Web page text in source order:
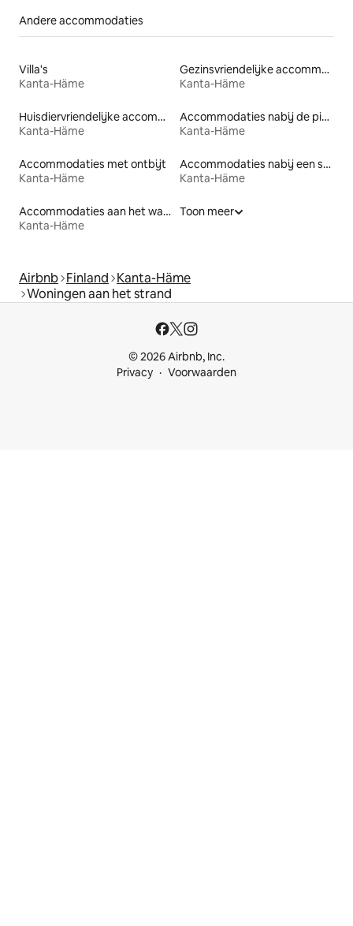
Andere accommodaties
Villa's
Kanta-Häme
Gezinsvriendelijke accommodaties
Kanta-Häme
Huisdiervriendelijke accommodaties
Kanta-Häme
Accommodaties nabij de piste
Kanta-Häme
Accommodaties met ontbijt
Kanta-Häme
Accommodaties nabij een strand
Kanta-Häme
Accommodaties aan het water
Kanta-Häme
Toon meer
Airbnb Finland Kanta-Häme
Woningen aan het strand
© 2026 Airbnb, Inc.
Privacy
Voorwaarden